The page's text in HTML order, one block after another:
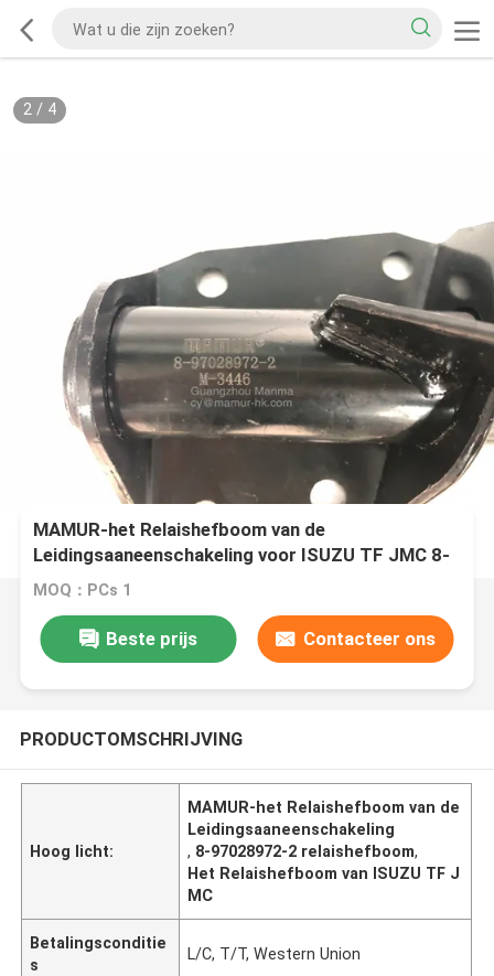
2/ 4
MAMUR-het Relaishefboom van de
Leidingsaaneenschakeling voor ISUZU TF JMC 8-
97028972-2
MOQ：PCs 1
Beste prijs Contacteer ons
PRODUCTOMSCHRIJVING
Hoog licht:
MAMUR-het Relaishefboom van de
Leidingsaaneenschakeling
, 8-97028972-2 relaishefboom,
Het Relaishefboom van ISUZU TF J
MC
Betalingsconditie
s
L/C, T/T, Western Union